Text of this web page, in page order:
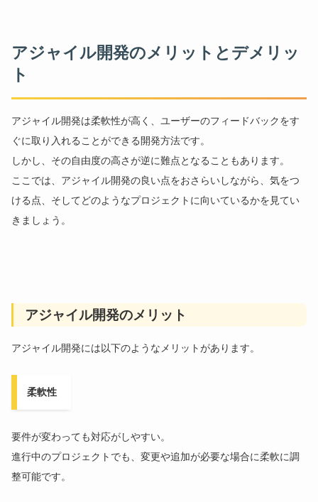
アジャイル開発のメリットとデメリッ
ト
アジャイル開発は柔軟性が高く、ユーザーのフィードバックをす
ぐに取り入れることができる開発方法です。
しかし、その自由度の高さが逆に難点となることもあります。
ここでは、アジャイル開発の良い点をおさらいしながら、気をつ
ける点、そしてどのようなプロジェクトに向いているかを見てい
きましょう。
アジャイル開発のメリット
アジャイル開発には以下のようなメリットがあります。
柔軟性
要件が変わっても対応がしやすい。
進行中のプロジェクトでも、変更や追加が必要な場合に柔軟に調
整可能です。